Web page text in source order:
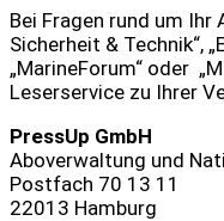
Bei Fragen rund um Ihr
Sicherheit & Technik“,
„MarineForum“ oder
Leserservice zu Ihrer
PressUp GmbH
Aboverwaltung und
Postfach 70 13 11
22013 Hamburg